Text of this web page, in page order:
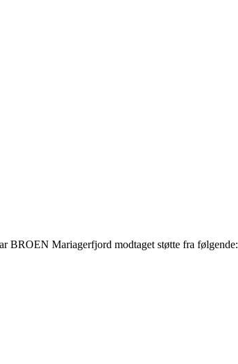
BROEN Mariagerfjord modtaget støtte fra følgende: